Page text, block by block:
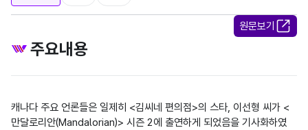
원문보기
주요내용
캐나다 주요 언론들은 일제히 <김씨네 편의점>의 스타, 이선형 씨가 <
만달로리안(Mandalorian)> 시즌 2에 출연하게 되었음을 기사화하였